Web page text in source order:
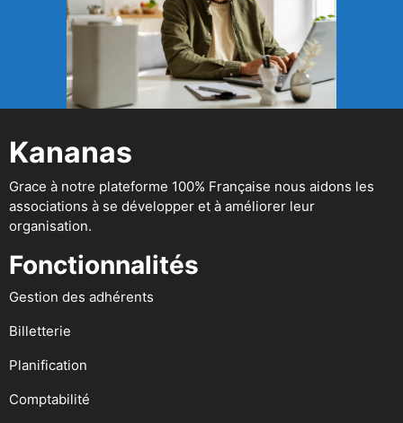
Kananas
Grace à notre plateforme 100% Française nous aidons les
associations à se développer et à améliorer leur
organisation.
Fonctionnalités
Gestion des adhérents
Billetterie
Planification
Comptabilité